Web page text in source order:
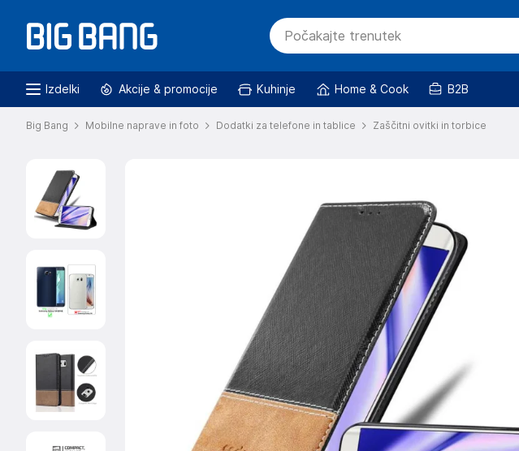
Izdelki Akcije & promocije Kuhinje Home & Cook B2B
Big Bang Mobilne naprave in foto Dodatki za telefone in tablice Zaščitni ovitki in torbice